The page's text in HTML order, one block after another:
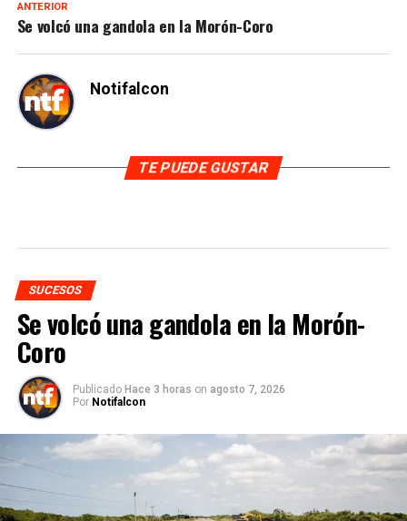
ANTERIOR
Se volcó una gandola en la Morón-Coro
Notifalcon
TE PUEDE GUSTAR
SUCESOS
Se volcó una gandola en la Morón-
Coro
Publicado Hace 3 horas on agosto 7, 2026
Por Notifalcon